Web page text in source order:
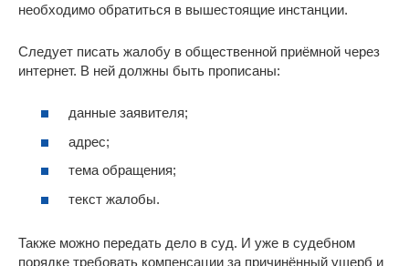
необходимо обратиться в вышестоящие инстанции.
Следует писать жалобу в общественной приёмной через
интернет. В ней должны быть прописаны:
данные заявителя;
адрес;
тема обращения;
текст жалобы.
Также можно передать дело в суд. И уже в судебном
порядке требовать компенсации за причинённый ущерб и